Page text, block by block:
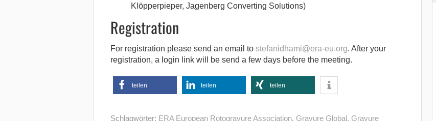
Klöpperpieper, Jagenberg Converting Solutions)
Registration
For registration please send an email to stefanidhami@era-eu.org. After your
registration, a login link will be send a few days before the meeting.
teilen teilen teilen
Schlagwörter: ERA European Rotogravure Association, Gravure Global, Gravure